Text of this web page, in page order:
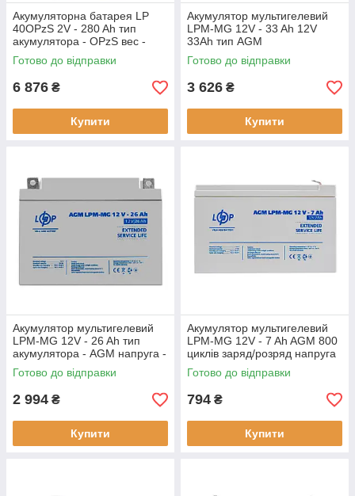
Акумуляторна батарея LP
40OPzS 2V - 280 Ah тип
акумулятора - OPzS вес -
20.8 кг
Готово до відправки
6 876 ₴
Купити
Акумулятор мультигелевий
LPM-MG 12V - 33 Ah 12V
33Ah тип AGM
Готово до відправки
3 626 ₴
Купити
Акумулятор мультигелевий
LPM-MG 12V - 26 Ah тип
акумулятора - AGM напруга -
12V
Готово до відправки
2 994 ₴
Купити
Акумулятор мультигелевий
LPM-MG 12V - 7 Ah AGM 800
циклів заряд/розряд напруга
12 В
Готово до відправки
794 ₴
Купити